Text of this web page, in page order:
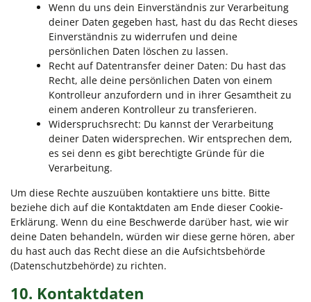
Wenn du uns dein Einverständnis zur Verarbeitung
deiner Daten gegeben hast, hast du das Recht dieses
Einverständnis zu widerrufen und deine
persönlichen Daten löschen zu lassen.
Recht auf Datentransfer deiner Daten: Du hast das
Recht, alle deine persönlichen Daten von einem
Kontrolleur anzufordern und in ihrer Gesamtheit zu
einem anderen Kontrolleur zu transferieren.
Widerspruchsrecht: Du kannst der Verarbeitung
deiner Daten widersprechen. Wir entsprechen dem,
es sei denn es gibt berechtigte Gründe für die
Verarbeitung.
Um diese Rechte auszuüben kontaktiere uns bitte. Bitte
beziehe dich auf die Kontaktdaten am Ende dieser Cookie-
Erklärung. Wenn du eine Beschwerde darüber hast, wie wir
deine Daten behandeln, würden wir diese gerne hören, aber
du hast auch das Recht diese an die Aufsichtsbehörde
(Datenschutzbehörde) zu richten.
10. Kontaktdaten